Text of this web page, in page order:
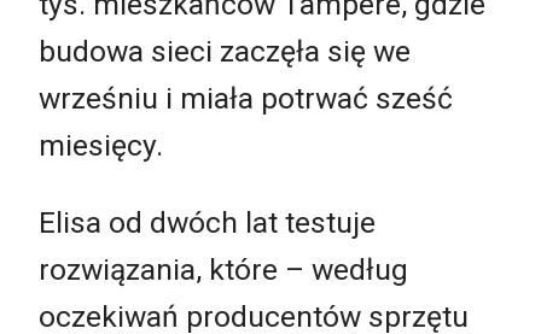
budowa sieci zaczęła się we
wrześniu i miała potrwać sześć
miesięcy.
Elisa od dwóch lat testuje
rozwiązania, które – według
oczekiwań producentów sprzętu